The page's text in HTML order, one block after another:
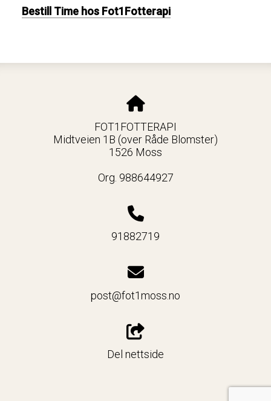
Bestill Time hos Fot1Fotterapi
FOT1FOTTERAPI
Midtveien 1B (over Råde Blomster)
1526 Moss
Org. 988644927
91882719
post@fot1moss.no
Del nettside